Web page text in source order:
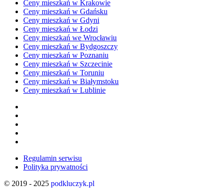
Ceny mieszkań w Krakowie
Ceny mieszkań w Gdańsku
Ceny mieszkań w Gdyni
Ceny mieszkań w Łodzi
Ceny mieszkań we Wrocławiu
Ceny mieszkań w Bydgoszczy
Ceny mieszkań w Poznaniu
Ceny mieszkań w Szczecinie
Ceny mieszkań w Toruniu
Ceny mieszkań w Białymstoku
Ceny mieszkań w Lublinie
Regulamin serwisu
Polityka prywatności
© 2019 - 2025 podkluczyk.pl